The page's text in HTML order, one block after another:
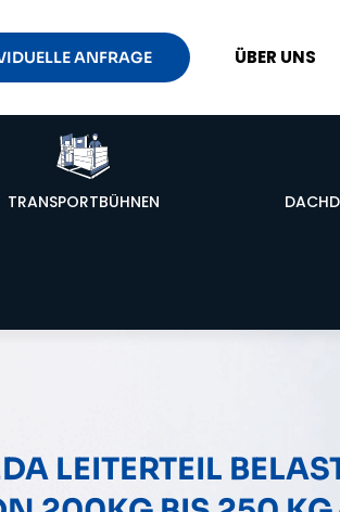
ANFRAGE ÜBER UNS
TRANSPORTBÜHNEN
LEITERTEIL